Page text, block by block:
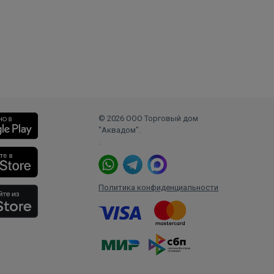
© 2026 ООО Торговый дом
"Аквадом".
.
Политика конфиденциальности